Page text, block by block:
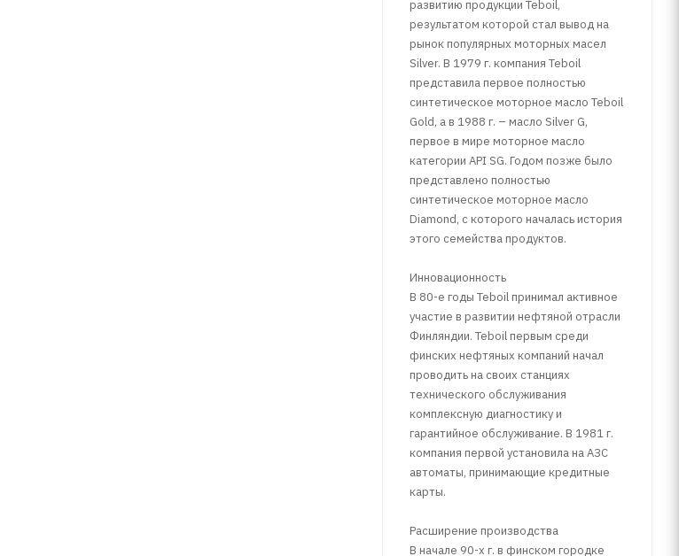
развитию продукции Teboil,
результатом которой стал вывод на
рынок популярных моторных масел
Silver. В 1979 г. компания Teboil
представила первое полностью
синтетическое моторное масло Teboil
Gold, а в 1988 г. – масло Silver G,
первое в мире моторное масло
категории API SG. Годом позже было
представлено полностью
синтетическое моторное масло
Diamond, с которого началась история
этого семейства продуктов.
Инновационность
В 80-е годы Teboil принимал активное
участие в развитии нефтяной отрасли
Финляндии. Teboil первым среди
финских нефтяных компаний начал
проводить на своих станциях
технического обслуживания
комплексную диагностику и
гарантийное обслуживание. В 1981 г.
компания первой установила на АЗС
автоматы, принимающие кредитные
карты.
Расширение производства
В начале 90-х г. в финском городке